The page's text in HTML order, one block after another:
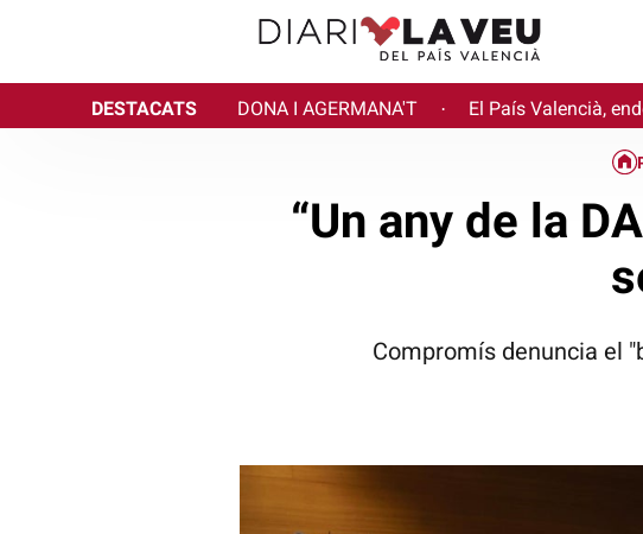
DESTACATS DONA I AGERMANA'T · El País Valencià,
“Un any de la
Compromís denuncia el